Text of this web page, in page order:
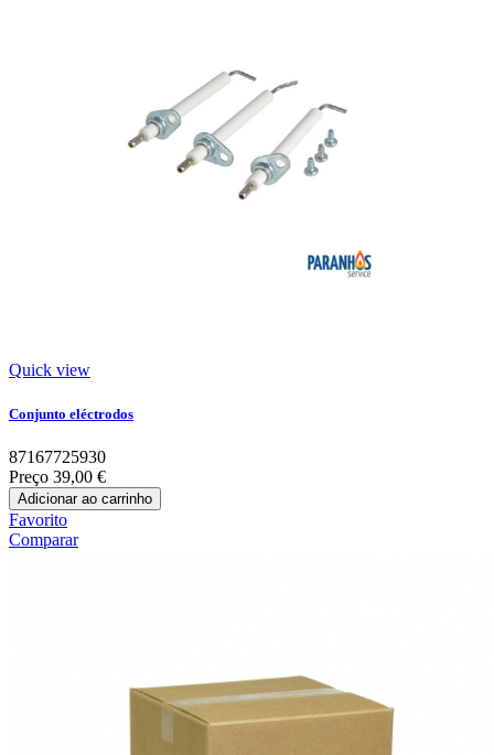
Quick view
Conjunto eléctrodos
87167725930
Preço 39,00 €
Adicionar ao carrinho
Favorito
Comparar